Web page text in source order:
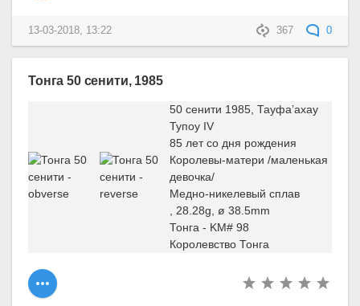
367 0
13-03-2018, 13:22
Тонга 50 сенити, 1985
50 сенити 1985, Тауфа’ахау
Тупоу IV
85 лет со дня рождения
Королевы-матери /маленькая
девочка/
Медно-никелевый сплав
, 28.28g, ø 38.5mm
Тонга - KM# 98
Королевство Тонга